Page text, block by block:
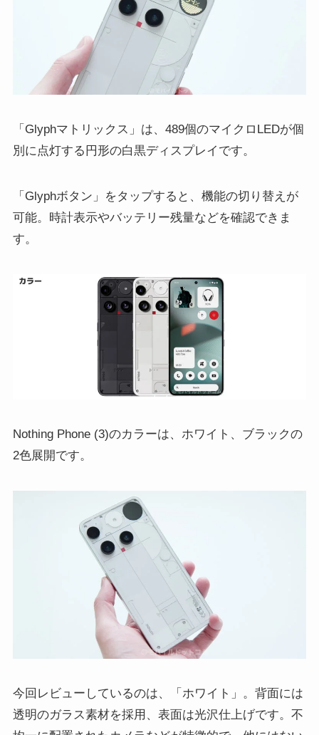
「Glyphマトリックス」は、489個のマイクロLEDが個
別に点灯する円形の白黒ディスプレイです。
「Glyphボタン」をタップすると、機能の切り替えが
可能。時計表示やバッテリー残量などを確認できま
す。
Nothing Phone (3)のカラーは、ホワイト、ブラックの
2色展開です。
今回レビューしているのは、「ホワイト」。背面には
透明のガラス素材を採用、表面は光沢仕上げです。不